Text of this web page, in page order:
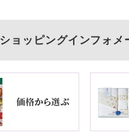
ショッピングインフォメ